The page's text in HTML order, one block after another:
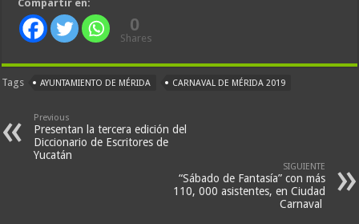
Compartir en:
0
Shares
Tags AYUNTAMIENTO DE MÉRIDA CARNAVAL DE MÉRIDA 2019
Previous
Presentan la tercera edición del
Diccionario de Escritores de
Yucatán
SIGUIENTE
“Sábado de Fantasía” con más
110, 000 asistentes, en Ciudad
Carnaval